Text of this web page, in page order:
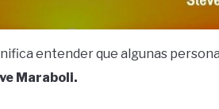
entender que algunas
Maraboli.